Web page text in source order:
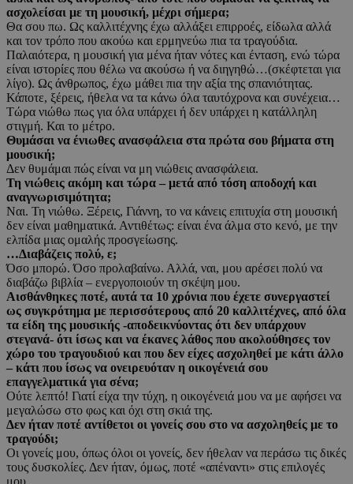
ασχολείσαι με τη μουσική, μέχρι σήμερα;
Θα σου πω. Ως καλλιτέχνης έχω αλλάξει επιρροές, είδωλα αλλά
και τον τρόπο που ακούω και ερμηνεύω πια τα τραγούδια.
Παλαιότερα, η μουσική για μένα ήταν νότες και ένταση, ενώ τώρα
είναι ιστορίες που θέλω να ακούσω ή να διηγηθώ…(σκέφτεται για
λίγο). Ως άνθρωπος, έχω μάθει πια την αξία της σπανιότητας.
Κάποτε, ξέρεις, ήθελα να τα κάνω όλα ταυτόχρονα και συνέχεια…
Τώρα νιώθω πως για όλα υπάρχει ή δεν υπάρχει η κατάλληλη
στιγμή. Και το μέτρο.
Θυμάσαι να ένιωθες ανασφάλεια στα πρώτα σου βήματα στη
μουσική;
Δεν θυμάμαι πώς είναι να μη νιώθεις ανασφάλεια.
Τη νιώθεις ακόμη και τώρα – μετά από τόση αποδοχή και
αναγνωρισιμότητα;
Ναι. Τη νιώθω. Ξέρεις, Γιάννη, το να κάνεις επιτυχία στη μουσική
δεν είναι μαθηματικά. Αντιθέτως: είναι ένα άλμα στο κενό, με την
ελπίδα μιας ομαλής προσγείωσης.
…Διαβάζεις πολύ, ε;
Όσο μπορώ. Όσο προλαβαίνω. Αλλά, ναι, μου αρέσει πολύ να
διαβάζω βιβλία – ενεργοποιούν τη σκέψη μου.
Αισθάνθηκες ποτέ, αυτά τα 10 χρόνια που έχετε συνεργαστεί
ως συγκρότημα με περισσότερους από 20 καλλιτέχνες, από όλα
τα είδη της μουσικής -αποδεικνύοντας ότι δεν υπάρχουν
στεγανά- ότι ίσως και να έκανες λάθος που ακολούθησες τον
χώρο του τραγουδιού και που δεν είχες ασχοληθεί με κάτι άλλο
– κάτι που ίσως να ονειρευόταν η οικογένειά σου
επαγγελματικά για σένα;
Ούτε λεπτό! Γιατί είχα την τύχη, η οικογένειά μου να με αφήσει να
μεγαλώσω στο φως και όχι στη σκιά της.
Δεν ήταν ποτέ αντίθετοι οι γονείς σου στο να ασχοληθείς με το
τραγούδι;
Οι γονείς μου, όπως όλοι οι γονείς, δεν ήθελαν να περάσω τις δικές
τους δυσκολίες. Δεν ήταν, όμως, ποτέ «απέναντι» στις επιλογές